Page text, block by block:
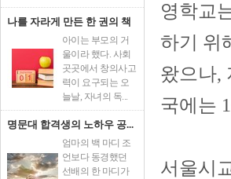
나를 자라게 만든 한 권의 책
아이는 부모의 거
울이라 했다. 사회
곳곳에서 창의사고
력이 요구되는 오
늘날, 자녀의 독...
명문대 합격생의 노하우 공...
엄마의 백 마디 조
언보다 동경했던
선배의 한 마디가
영학교
하기 위
왔으나,
국에는
서울시